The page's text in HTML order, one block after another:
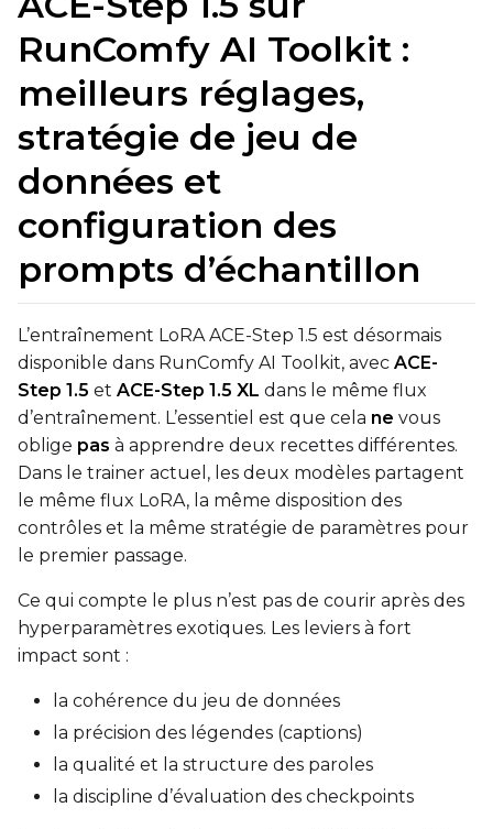
qfloat8 (default)
Text Encoder
qfloat8 (default)
TARGET
Target Type
LoRA
Linear Rank
SAVE
Data Type
Save Every
TRAINING
RunComfy AI Toolkit :
meilleurs réglages,
stratégie de jeu de
données et
configuration des
prompts d’échantillon
L’entraînement LoRA ACE-Step 1.5 est désormais
disponible dans RunComfy AI Toolkit, avec ACE-
Step 1.5 et ACE-Step 1.5 XL dans le même flux
d’entraînement. L’essentiel est que cela ne vous
oblige pas à apprendre deux recettes différentes.
Dans le trainer actuel, les deux modèles partagent
le même flux LoRA, la même disposition des
contrôles et la même stratégie de paramètres pour
le premier passage.
Ce qui compte le plus n’est pas de courir après des
hyperparamètres exotiques. Les leviers à fort
impact sont :
la cohérence du jeu de données
la précision des légendes (captions)
la qualité et la structure des paroles
la discipline d’évaluation des checkpoints